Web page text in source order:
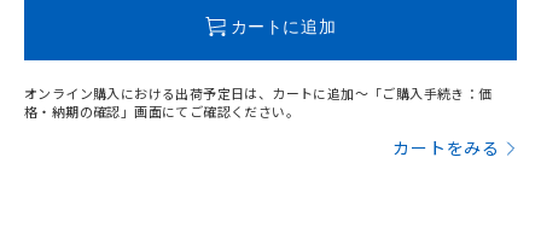
カートに追加
オンライン購入における出荷予定日は、カートに追加～「ご購入手続き：価
格・納期の確認」画面にてご確認ください。
カートをみる